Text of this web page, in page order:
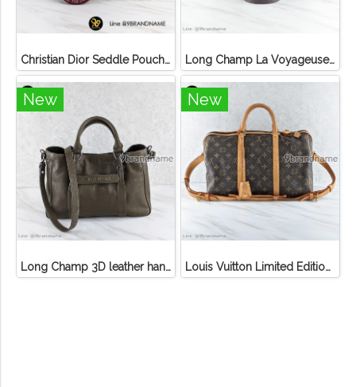
Christian Dior Seddle Pouch Accessory Hand Bag Long Champ La Voyageuse Bag Leather
New
Long Champ 3D leather handbag
New
Louis Vuitton Limited Edition Monogram Canvas Sofia Coppola SC Bag